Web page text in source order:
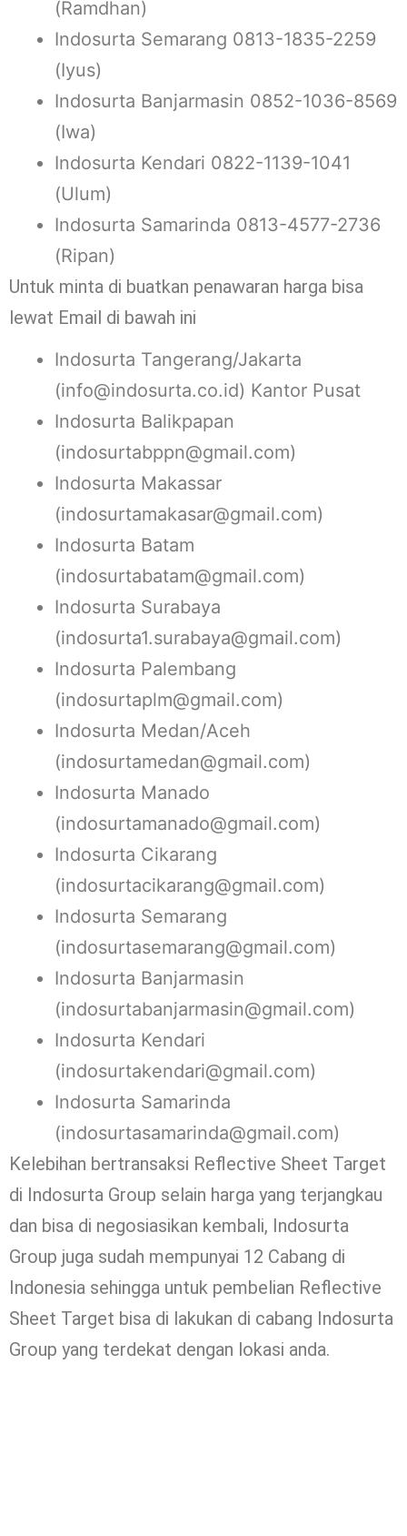
(Ramdhan)
Indosurta Semarang 0813-1835-2259
(Iyus)
Indosurta Banjarmasin 0852-1036-8569
(Iwa)
Indosurta Kendari 0822-1139-1041
(Ulum)
Indosurta Samarinda 0813-4577-2736
(Ripan)
Untuk minta di buatkan penawaran harga bisa
lewat Email di bawah ini
Indosurta Tangerang/Jakarta
(info@indosurta.co.id) Kantor Pusat
Indosurta Balikpapan
(indosurtabppn@gmail.com)
Indosurta Makassar
(indosurtamakasar@gmail.com)
Indosurta Batam
(indosurtabatam@gmail.com)
Indosurta Surabaya
(indosurta1.surabaya@gmail.com)
Indosurta Palembang
(indosurtaplm@gmail.com)
Indosurta Medan/Aceh
(indosurtamedan@gmail.com)
Indosurta Manado
(indosurtamanado@gmail.com)
Indosurta Cikarang
(indosurtacikarang@gmail.com)
Indosurta Semarang
(indosurtasemarang@gmail.com)
Indosurta Banjarmasin
(indosurtabanjarmasin@gmail.com)
Indosurta Kendari
(indosurtakendari@gmail.com)
Indosurta Samarinda
(indosurtasamarinda@gmail.com)
Kelebihan bertransaksi Reflective Sheet Target
di Indosurta Group selain harga yang terjangkau
dan bisa di negosiasikan kembali, Indosurta
Group juga sudah mempunyai 12 Cabang di
Indonesia sehingga untuk pembelian Reflective
Sheet Target bisa di lakukan di cabang Indosurta
Group yang terdekat dengan lokasi anda.